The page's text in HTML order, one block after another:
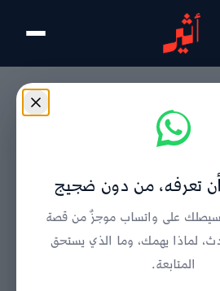
تعرفه، من دون ضجيج
على واتساب موجزٌ من قصة
لماذا يهمك، وما الذي يستحق
المتابعة.